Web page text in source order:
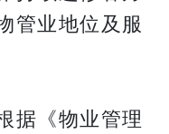
管业地位及服
据《物业管理